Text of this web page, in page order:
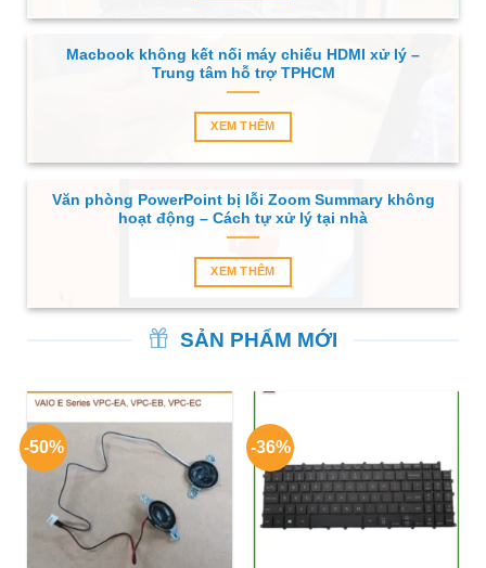
Macbook không kết nối máy chiếu HDMI xử lý –
Trung tâm hỗ trợ TPHCM
XEM THÊM
Văn phòng PowerPoint bị lỗi Zoom Summary không
hoạt động – Cách tự xử lý tại nhà
XEM THÊM
SẢN PHẨM MỚI
-50% -36%